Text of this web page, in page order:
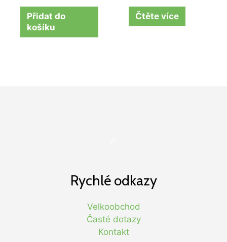
Přidat do
košíku
Čtěte více
Rychlé odkazy
Velkoobchod
Časté dotazy
Kontakt